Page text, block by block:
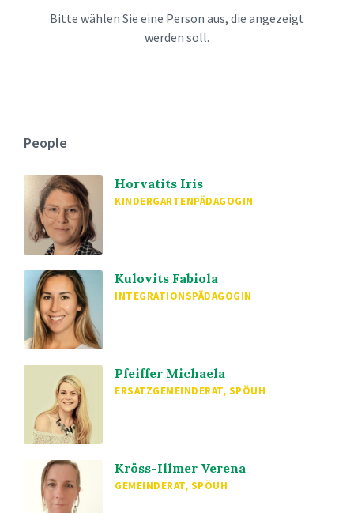
Bitte wählen Sie eine Person aus, die angezeigt
werden soll.
People
Horvatits Iris
KINDERGARTENPÄDAGOGIN
Kulovits Fabiola
INTEGRATIONSPÄDAGOGIN
Pfeiffer Michaela
ERSATZGEMEINDERAT, SPÖUH
Kröss-Illmer Verena
GEMEINDERAT, SPÖUH